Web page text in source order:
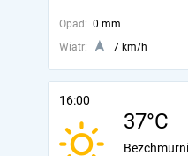
Opad: 0 mm
Wiatr:
7 km/h
16:00
37°C